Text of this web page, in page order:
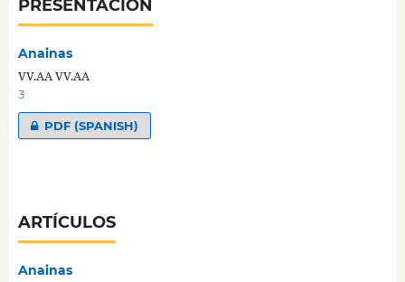
PRESENTACIÓN
Anainas
VV.AA VV.AA
3
PDF (SPANISH)
ARTÍCULOS
Anainas